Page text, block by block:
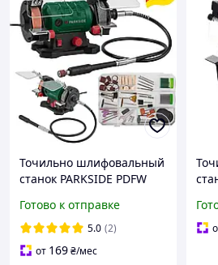
Точильно шлифовальный
станок PARKSIDE PDFW
(120 Вт, +103 аксессуара,
Германия)
Готово к отправке
5.0 (2)
от 169₴/мес